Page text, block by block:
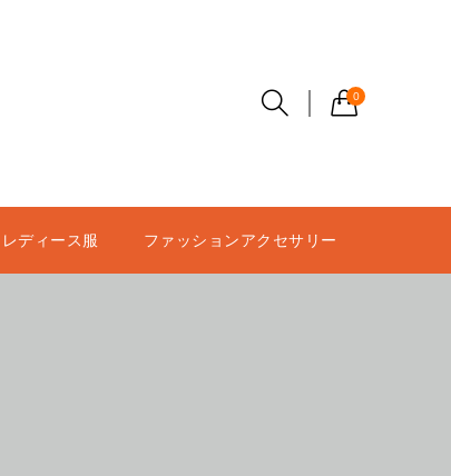
0
レディース服 ファッションアクセサリー